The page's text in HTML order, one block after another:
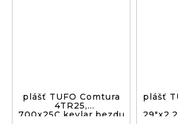
plášť TUFO Comtura
4TR25,
700x25C,kevlar,bezduš.,b
plášť